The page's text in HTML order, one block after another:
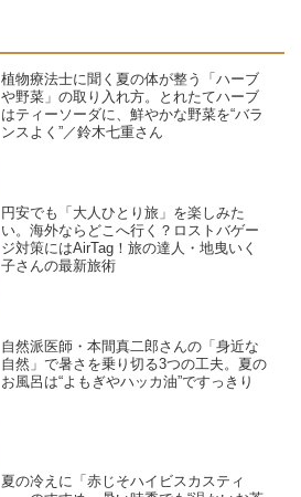
植物療法士に聞く夏の体が整う「ハーブ
や野菜」の取り入れ方。とれたてハーブ
はティーソーダに、鮮やかな野菜を“バラ
ンスよく”／鈴木七重さん
円安でも「大人ひとり旅」を楽しみた
い。海外ならどこへ行く？ロストバゲー
ジ対策にはAirTag！旅の達人・地曳いく
子さんの最新旅術
自然派医師・本間真二郎さんの「身近な
自然」で暑さを乗り切る3つの工夫。夏の
お風呂は“よもぎやハッカ油”ですっきり
夏の冷えに「赤じそハイビスカスティ